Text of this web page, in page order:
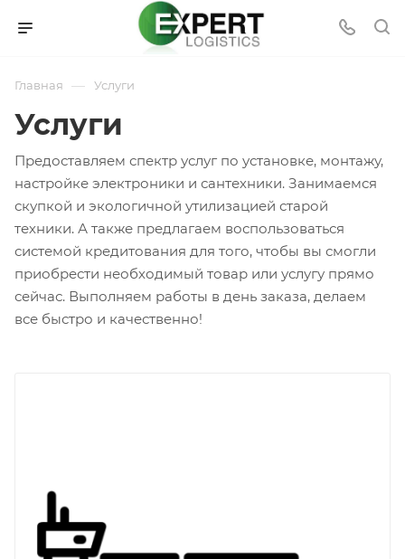
Главная — Услуги
Услуги
Предоставляем спектр услуг по установке, монтажу,
настройке электроники и сантехники. Занимаемся
скупкой и экологичной утилизацией старой
техники. А также предлагаем воспользоваться
системой кредитования для того, чтобы вы смогли
приобрести необходимый товар или услугу прямо
сейчас. Выполняем работы в день заказа, делаем
все быстро и качественно!